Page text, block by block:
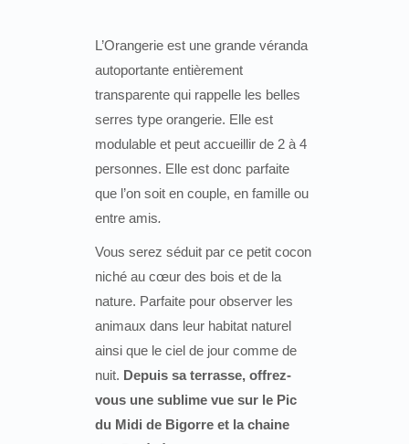
L’Orangerie est une grande véranda
autoportante entièrement
transparente qui rappelle les belles
serres type orangerie. Elle est
modulable et peut accueillir de 2 à 4
personnes. Elle est donc parfaite
que l’on soit en couple, en famille ou
entre amis.
Vous serez séduit par ce petit cocon
niché au cœur des bois et de la
nature. Parfaite pour observer les
animaux dans leur habitat naturel
ainsi que le ciel de jour comme de
nuit. Depuis sa terrasse, offrez-
vous une sublime vue sur le Pic
du Midi de Bigorre et la chaine